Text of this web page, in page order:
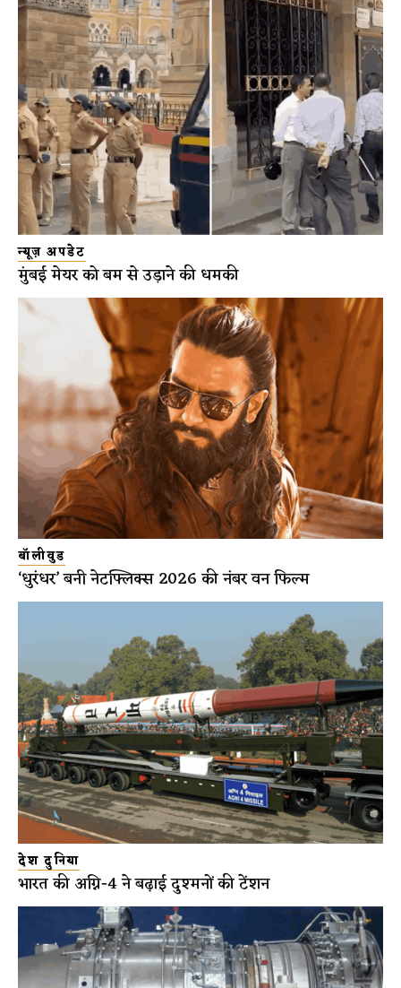
न्यूज़ अपडेट
मुंबई मेयर को बम से उड़ाने की धमकी
बॉलीवुड
‘धुरंधर’ बनी नेटफ्लिक्स 2026 की नंबर वन फिल्म
देश दुनिया
भारत की अग्नि-4 ने बढ़ाई दुश्मनों की टेंशन